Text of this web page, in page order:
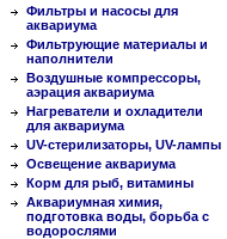
Фильтры и насосы для
аквариума
Фильтрующие материалы и
наполнители
Воздушные компрессоры,
аэрация аквариума
Нагреватели и охладители
для аквариума
UV-стерилизаторы, UV-лампы
Освещение аквариума
Корм для рыб, витамины
Аквариумная химия,
подготовка воды, борьба с
водорослями